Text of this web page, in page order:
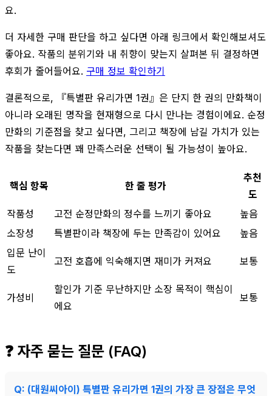
요.
더 자세한 구매 판단을 하고 싶다면 아래 링크에서 확인해보셔도
좋아요. 작품의 분위기와 내 취향이 맞는지 살펴본 뒤 결정하면
후회가 줄어들어요. 구매 정보 확인하기
결론적으로, 『특별판 유리가면 1권』은 단지 한 권의 만화책이
아니라 오래된 명작을 현재형으로 다시 만나는 경험이에요. 순정
만화의 기준점을 찾고 싶다면, 그리고 책장에 남길 가치가 있는
작품을 찾는다면 꽤 만족스러운 선택이 될 가능성이 높아요.
핵심 항목 한 줄 평가
추천
도
작품성
고전 순정만화의 정수를 느끼기 좋아요
높음
소장성
특별판이라 책장에 두는 만족감이 있어요
높음
입문 난이
도
고전 호흡에 익숙해지면 재미가 커져요 보통
가성비
할인가 기준 무난하지만 소장 목적이 핵심이
에요
보통
❓ 자주 묻는 질문 (FAQ)
Q: (대원씨아이) 특별판 유리가면 1권의 가장 큰 장점은 무엇